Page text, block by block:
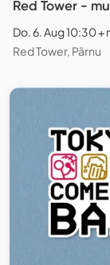
Red Tower -
Do. 6. Aug 10:30 +
Red Tower, Pärnu